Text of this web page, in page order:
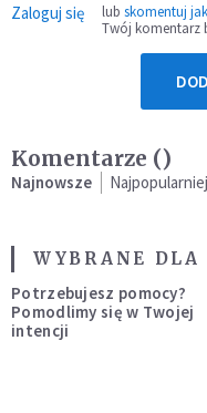
Zaloguj się lub skomentuj
Twój komentarz
Komentarze ()
Najnowsze
WYBRANE
Potrzebujesz pomocy?
Pomodlimy się w Twojej
intencji